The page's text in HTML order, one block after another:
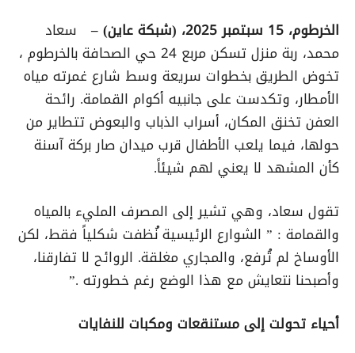
الخرطوم، 15 سبتمبر 2025، (شبكة عاين) –
سعاد
محمد، ربة منزل تسكن مربع 24 حي الصحافة بالخرطوم ،
تخوض الطريق بخطوات سريعة وسط شارع غمرته مياه
الأمطار، وتكدست على جانبيه أكوام القمامة. رائحة
العفن تخنق المكان، أسراب الذباب والبعوض تتطاير من
حولها، فيما يلعب الأطفال قرب ميدان صار بركة آسنة
كأن المشهد لا يعني لهم شيئاً.
تقول سعاد، وهي تشير إلى المصرف المليء بالمياه
والقمامة : ” الشوارع الرئيسية نُظفت شكلياً فقط، لكن
الأوساخ لم تُرفع، والمجاري مغلقة. الروائح لا تفارقنا،
وأصبحنا نتعايش مع هذا الوضع رغم خطورته .”
أحياء تحولت إلى مستنقعات ومكبات للنفايات